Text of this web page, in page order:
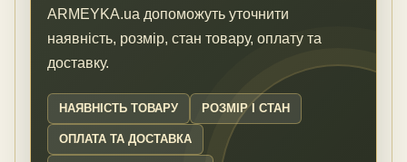
ARMEYKA.ua допоможуть уточнити
наявність, розмір, стан товару, оплату та
доставку.
НАЯВНІСТЬ ТОВАРУ РОЗМІР І СТАН
ОПЛАТА ТА ДОСТАВКА